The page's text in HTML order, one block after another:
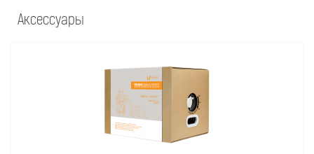
Аксессуары